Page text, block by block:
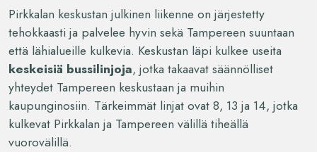
Pirkkalan keskustan julkinen liikenne on järjestetty
tehokkaasti ja palvelee hyvin sekä Tampereen suuntaan
että lähialueille kulkevia. Keskustan läpi kulkee useita
keskeisiä bussilinjoja, jotka takaavat säännölliset
yhteydet Tampereen keskustaan ja muihin
kaupunginosiin. Tärkeimmät linjat ovat 8, 13 ja 14, jotka
kulkevat Pirkkalan ja Tampereen välillä tiheällä
vuorovälillä.